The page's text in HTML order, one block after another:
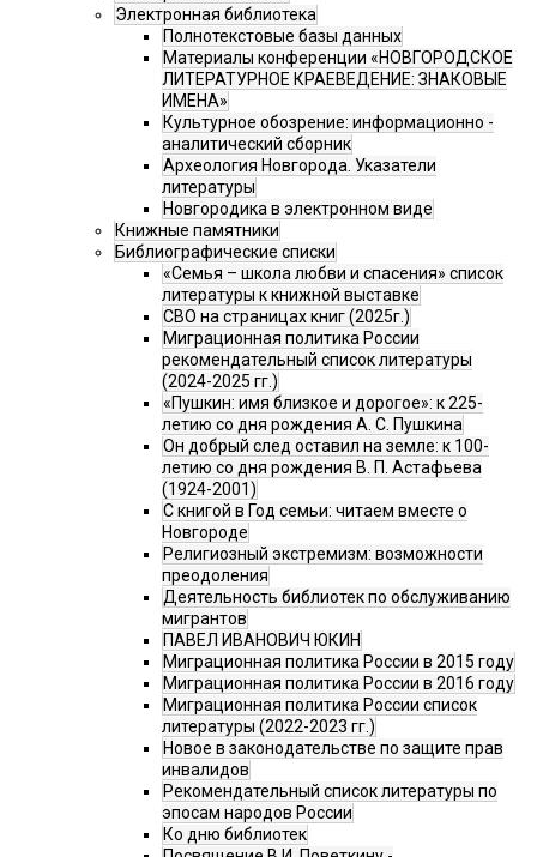
Электронная библиотека
Полнотекстовые базы данных
Материалы конференции «НОВГОРОДСКОЕ
ЛИТЕРАТУРНОЕ КРАЕВЕДЕНИЕ: ЗНАКОВЫЕ
ИМЕНА»
Культурное обозрение: информационно -
аналитический сборник
Археология Новгорода. Указатели
литературы
Новгородика в электронном виде
Книжные памятники
Библиографические списки
«Семья – школа любви и спасения» список
литературы к книжной выставке
СВО на страницах книг (2025г.)
Миграционная политика России
рекомендательный список литературы
(2024-2025 гг.)
«Пушкин: имя близкое и дорогое»: к 225-
летию со дня рождения А. С. Пушкина
Он добрый след оставил на земле: к 100-
летию со дня рождения В. П. Астафьева
(1924-2001)
С книгой в Год семьи: читаем вместе о
Новгороде
Религиозный экстремизм: возможности
преодоления
Деятельность библиотек по обслуживанию
мигрантов
ПАВЕЛ ИВАНОВИЧ ЮКИН
Миграционная политика России в 2015 году
Миграционная политика России в 2016 году
Миграционная политика России список
литературы (2022-2023 гг.)
Новое в законодательстве по защите прав
инвалидов
Рекомендательный список литературы по
эпосам народов России
Ко дню библиотек